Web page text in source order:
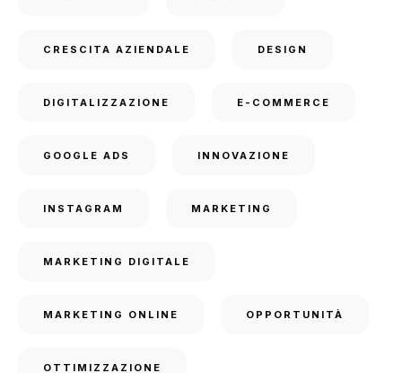
CRESCITA AZIENDALE DESIGN
DIGITALIZZAZIONE E-COMMERCE
GOOGLE ADS INNOVAZIONE
INSTAGRAM MARKETING
MARKETING DIGITALE
MARKETING ONLINE OPPORTUNITÀ
OTTIMIZZAZIONE